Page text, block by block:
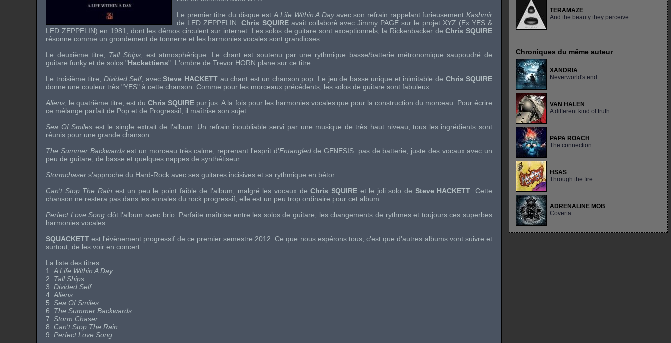
Le premier titre du disque estA Life Within A Dayavec son refrain rappelant furieusement Kashmir
de LED ZEPPELIN .Chris SQUIREavait collaboré avec Jimmy PAGE sur le projet XYZ (Ex YES &
LED ZEPPELIN) en 1981, dont les démos circulent sur internet. Les solos de guitare sont exceptionnels, la Rickenbacker deChris SQUIRE
résonne comme un grondement de tonnerre et les harmonies vocales sont grandioses.
Le deuxième titre, Tall Ships, est atmosphérique. Le chant est soutenu par une rythmique basse/batterie métronomique saupoudré de
guitare funky et de solos "Hackettiens". L'ombre de Trevor HORN plane sur ce titre.
Le troisième titre, Divided Self, avecSteve HACKETT au chant est un chanson pop . Le jeu de basse unique et inimitable de Chris SQUIRE
donne une couleur très "YES" à cette chanson. Comme pour les morceaux précédents, les solos de guitare sont fabuleux.
Aliens , le quatrième titre, est duChris SQUIRE pur jus. A la fois pour les harmonies vocales que pour la construction du morceau. Pour écrire
ce mélange parfait de Pop et de Progressif, il maîtrise son sujet.
Sea Of Smiles est le single extrait de l'album. Un refrain inoubliable servi par une musique de très haut niveau, tous les ingrédients sont
réunis pour une grande chanson.
The Summer Backwardsest un morceau très calme, reprenant l'esprit d'Entangledde GENESIS: pas de batterie, juste des vocaux avec un
peu de guitare, de basse et quelques nappes de synthétiseur.
Stormchaser s'approche du Hard-Rock avec ses guitares incisives et sa rythmique en béton.
Can't Stop The Rain est un peu le point faible de l'album, malgré les vocaux deChris SQUIREet le joli solo de Steve HACKETT . Cette
chanson ne restera pas dans les annales du rock progressif, elle est un peu trop ordinaire pour cet album.
Perfect Love Song clôt l'album avec brio. Parfaite maîtrise entre les solos de guitare, les changements de rythmes et toujours ces superbes
harmonies vocales.
SQUACKETT est l'évènement progressif de ce premier semestre 2012. Ce que nous espérons tous, c'est que d'autres albums vont suivre et
surtout, de les voir en concert.
La liste des titres:
1. A Life Within A Day
2. Tall Ships
3. Divided Self
4. Aliens
5. Sea Of Smiles
6. The Summer Backwards
7. Storm Chaser
8. Can't Stop The Rain
9. Perfect Love Song
TERAMAZE
And the beauty they perceive
Chroniques du même auteur
XANDRIA
Neverworld's end
VAN HALEN
A different kind of truth
PAPA ROACH
The connection
HSAS
Through the fire
ADRENALINE MOB
Coverta